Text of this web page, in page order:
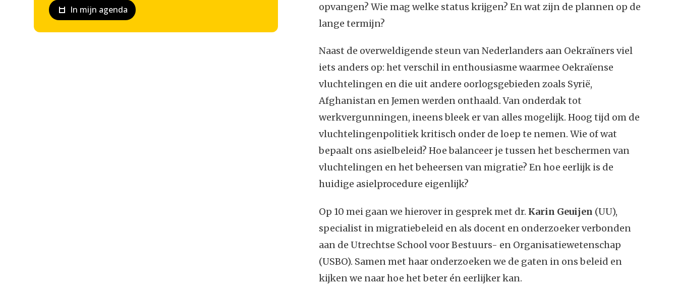
In mijn agenda
opvangen? Wie mag welke status krijgen? En wat zijn de plannen op de
lange termijn?
Naast de overweldigende steun van Nederlanders aan Oekraïners viel
iets anders op: het verschil in enthousiasme waarmee Oekraïense
vluchtelingen en die uit andere oorlogsgebieden zoals Syrië,
Afghanistan en Jemen werden onthaald. Van onderdak tot
werkvergunningen, ineens bleek er van alles mogelijk. Hoog tijd om de
vluchtelingenpolitiek kritisch onder de loep te nemen. Wie of wat
bepaalt ons asielbeleid? Hoe balanceer je tussen het beschermen van
vluchtelingen en het beheersen van migratie? En hoe eerlijk is de
huidige asielprocedure eigenlijk?
Op 10 mei gaan we hierover in gesprek met dr. Karin Geuijen (UU),
specialist in migratiebeleid en als docent en onderzoeker verbonden
aan de Utrechtse School voor Bestuurs- en Organisatiewetenschap
(USBO). Samen met haar onderzoeken we de gaten in ons beleid en
kijken we naar hoe het beter én eerlijker kan.